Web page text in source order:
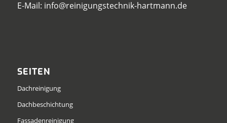
E-Mail: info@reinigungstechnik-hartmann.de
SEITEN
Dachreinigung
Dachbeschichtung
Fassadenreinigung